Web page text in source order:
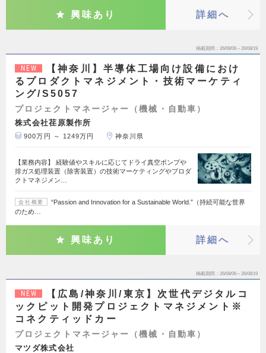
興味あり 詳細へ
掲載期間 26/08/06～26/08/19
NEW
【神奈川】半導体工場向け設備におけ
るプロダクトマネジメント・技術マーケティ
ング/S5057
プロジェクトマネージャー（機械・自動車）
株式会社荏原製作所
900万円 ～ 1249万円 神奈川県
【業務内容】 経験値やスキルに応じてドライ真空ポンプや
排ガス処理装置（除害装置）の技術マーケティングやプロダ
クトマネジメン…
会社概要
“Passion and Innovation for a Sustainable World.”（持続可能な世界
のため…
興味あり 詳細へ
掲載期間 26/08/06～26/08/19
NEW
【広島/神奈川/東京】次世代デジタルコ
ックピット開発プロジェクトマネジメント※
コネクティッドカー
プロジェクトマネージャー（機械・自動車）
マツダ株式会社